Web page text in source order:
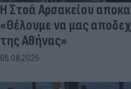
Η Στοά Αρσακείου
«Θέλουμε να μας
της Αθήνας»
05.08.2026